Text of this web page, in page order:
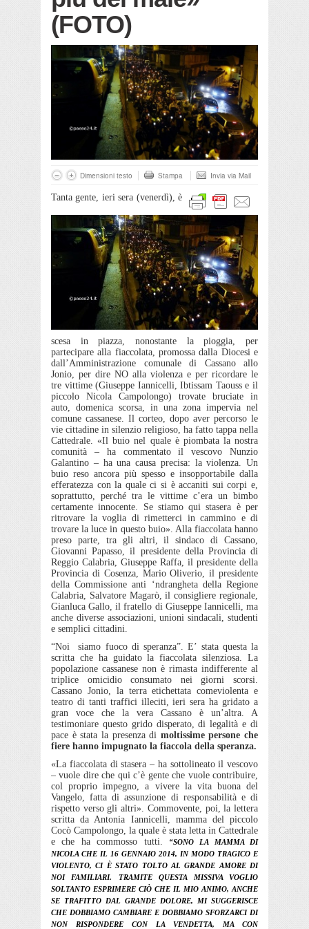
(FOTO)
Dimensioni testo Stampa Invia via Mail
Tanta gente, ieri sera (venerdì), è
scesa in piazza, nonostante la pioggia, per
partecipare alla fiaccolata, promossa dalla Diocesi e
dall’Amministrazione comunale di Cassano allo
Jonio, per dire NO alla violenza e per ricordare le
tre vittime (Giuseppe Iannicelli, Ibtissam Taouss e il
piccolo Nicola Campolongo) trovate bruciate in
auto, domenica scorsa, in una zona impervia nel
comune cassanese. Il corteo, dopo aver percorso le
vie cittadine in silenzio religioso, ha fatto tappa nella
Cattedrale. «Il buio nel quale è piombata la nostra
comunità – ha commentato il vescovo Nunzio
Galantino – ha una causa precisa: la violenza. Un
buio reso ancora più spesso e insopportabile dalla
efferatezza con la quale ci si è accaniti sui corpi e,
soprattutto, perché tra le vittime c’era un bimbo
certamente innocente. Se stiamo qui stasera è per
ritrovare la voglia di rimetterci in cammino e di
trovare la luce in questo buio». Alla fiaccolata hanno
preso parte, tra gli altri, il sindaco di Cassano,
Giovanni Papasso, il presidente della Provincia di
Reggio Calabria, Giuseppe Raffa, il presidente della
Provincia di Cosenza, Mario Oliverio, il presidente
della Commissione anti ‘ndrangheta della Regione
Calabria, Salvatore Magarò, il consigliere regionale,
Gianluca Gallo, il fratello di Giuseppe Iannicelli, ma
anche diverse associazioni, unioni sindacali, studenti
e semplici cittadini.
“Noi
siamo fuoco di speranza”. E’ stata questa la
scritta che ha guidato la fiaccolata silenziosa. La
popolazione cassanese non è rimasta indifferente al
triplice omicidio consumato nei giorni scorsi.
Cassano Jonio, la terra etichettata comeviolenta e
teatro di tanti traffici illeciti, ieri sera ha gridato a
gran voce che la vera Cassano è un’altra. A
testimoniare questo grido disperato, di legalità e di
pace è stata la presenza di moltissime persone che
fiere hanno impugnato la fiaccola della speranza.
«La fiaccolata di stasera – ha sottolineato il vescovo
– vuole dire che qui c’è gente che vuole contribuire,
col proprio impegno, a vivere la vita buona del
Vangelo, fatta di assunzione di responsabilità e di
rispetto verso gli altri». Commovente, poi, la lettera
scritta da Antonia Iannicelli, mamma del piccolo
Cocò Campolongo, la quale è stata letta in Cattedrale
e che ha commosso tutti.
“SONO LA MAMMA DI
NICOLA CHE IL 16 GENNAIO 2014, IN MODO TRAGICO E
VIOLENTO, CI È STATO TOLTO AL GRANDE AMORE DI
NOI FAMILIARI. TRAMITE QUESTA MISSIVA VOGLIO
SOLTANTO ESPRIMERE CIÒ CHE IL MIO ANIMO, ANCHE
SE TRAFITTO DAL GRANDE DOLORE, MI SUGGERISCE
CHE DOBBIAMO CAMBIARE E DOBBIAMO SFORZARCI DI
NON RISPONDERE CON LA VENDETTA, MA CON